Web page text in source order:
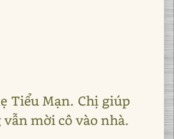
Tiểu Mạn. Chị giúp
mời cô vào nhà.